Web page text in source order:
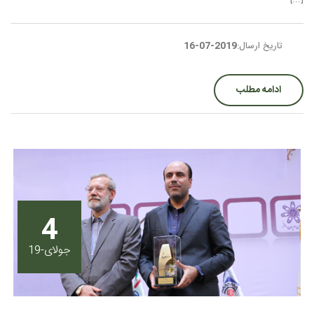
تاریخ ارسال:2019-07-16
ادامه مطلب
4
جولای-19